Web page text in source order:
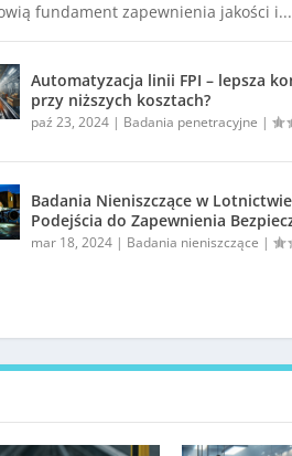
fundament zapewnienia jakości i...
Automatyzacja linii FPI – lepsza
przy niższych kosztach?
paź 23, 2024| Badania penetracyjne |
Badania Nieniszczące w
Podejścia do Zapewnienia
mar 18, 2024| Badania nieniszczące |